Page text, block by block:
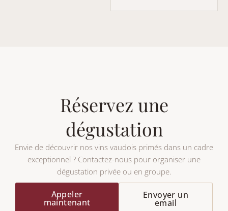
Réservez une
dégustation
Envie de découvrir nos vins vaudois primés dans un cadre
exceptionnel ? Contactez-nous pour organiser une
dégustation privée ou en groupe.
Appeler
maintenant
Envoyer un
email